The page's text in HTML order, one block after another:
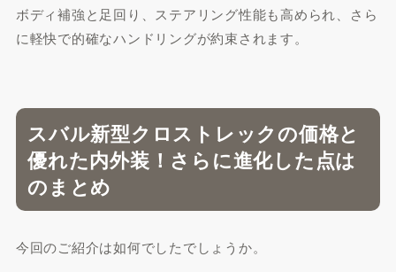
ボディ補強と足回り、ステアリング性能も高められ、さら
に軽快で的確なハンドリングが約束されます。
スバル新型クロストレックの価格と
優れた内外装！さらに進化した点は
のまとめ
今回のご紹介は如何でしたでしょうか。